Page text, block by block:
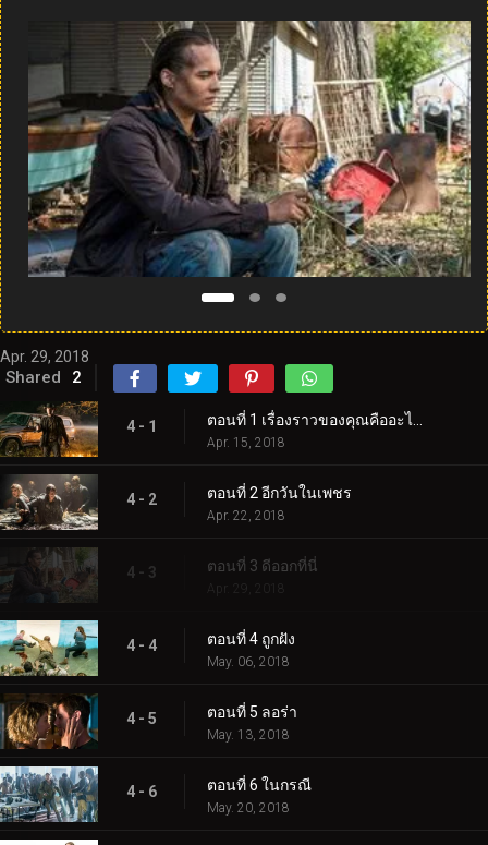
Apr. 29, 2018
Shared 2
4 - 1
Apr. 15, 2018
4 - 2 ตอนที่ 2 อีกวันในเพชร
Apr. 22, 2018
4 - 3 ตอนที่ 3 ดีออกที่นี่
Apr. 29, 2018
4 - 4 ตอนที่ 4 ถูกฝัง
May. 06, 2018
4 - 5 ตอนที่ 5 ลอร่า
May. 13, 2018
4 - 6 ตอนที่ 6 ในกรณี
May. 20, 2018